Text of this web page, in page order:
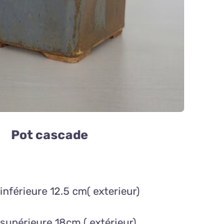
Pot cascade
12.5 cm( exterieur)